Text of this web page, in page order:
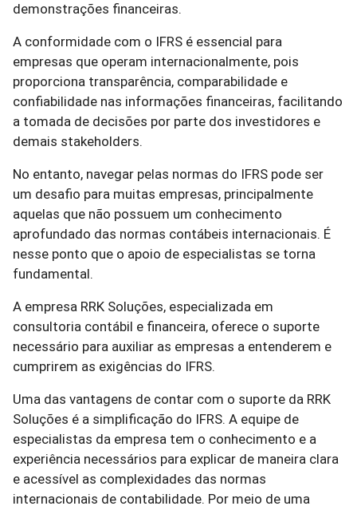
demonstrações financeiras.
A conformidade com o IFRS é essencial para
empresas que operam internacionalmente, pois
proporciona transparência, comparabilidade e
confiabilidade nas informações financeiras, facilitando
a tomada de decisões por parte dos investidores e
demais stakeholders.
No entanto, navegar pelas normas do IFRS pode ser
um desafio para muitas empresas, principalmente
aquelas que não possuem um conhecimento
aprofundado das normas contábeis internacionais. É
nesse ponto que o apoio de especialistas se torna
fundamental.
A empresa RRK Soluções, especializada em
consultoria contábil e financeira, oferece o suporte
necessário para auxiliar as empresas a entenderem e
cumprirem as exigências do IFRS.
Uma das vantagens de contar com o suporte da RRK
Soluções é a simplificação do IFRS. A equipe de
especialistas da empresa tem o conhecimento e a
experiência necessários para explicar de maneira clara
e acessível as complexidades das normas
internacionais de contabilidade. Por meio de uma